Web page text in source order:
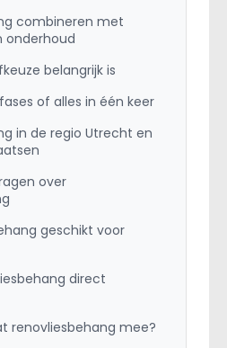
combineren met
onderhoud
belangrijk is
of alles in één keer
in de regio Utrecht en
over
geschikt voor
direct
renovliesbehang mee?